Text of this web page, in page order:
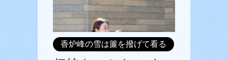
香炉峰の雪は簾を撥げて看る